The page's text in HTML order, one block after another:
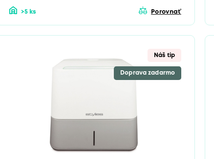
>5 ks Porovnať
Náš tip
Doprava zadarmo